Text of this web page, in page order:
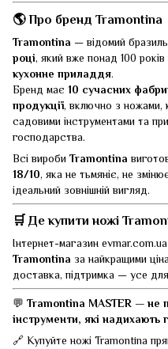
🌎Про бренд Tramontina
Tramontina — відомий
році, який вже понад 100
кухонне приладдя.
Бренд має 10 сучасних
продукції, включно з ножами,
садовими інструментами та
господарства.
Всі вироби Tramontina
18/10, яка не тьмяніє, не
ідеальний зовнішній вигляд.
🛒 Де купити ножі
Інтернет-магазин evmar.com.ua
Tramontina за найкращими
доставка, підтримка — усе
💬 Tramontina MASTER — не
інструменти, які надихають
🔗 Купуйте ножі Tramontina